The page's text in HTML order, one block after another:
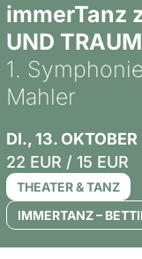
immerTanz
UND
1.
Mahler
DI., 13.
22 EUR / 15 EUR
THEATER & TANZ
IMMERTANZ –